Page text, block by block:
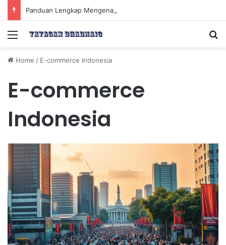
Menu
Home / E-commerce Indonesia
E-commerce
Indonesia